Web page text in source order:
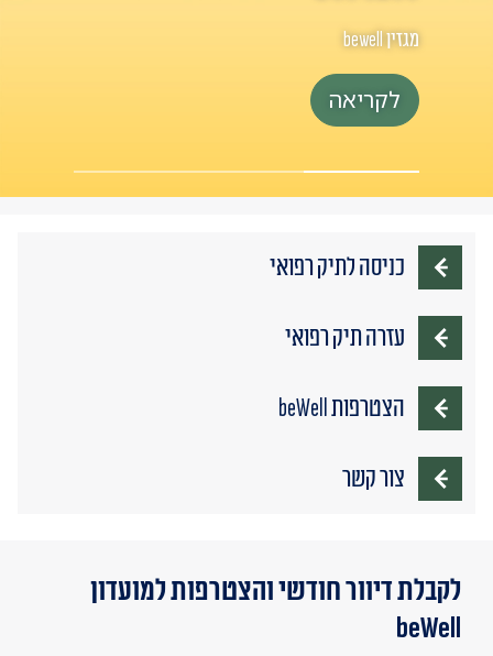
מגזין bewell
לקריאה
כניסה לתיק רפואי
עזרה תיק רפואי
הצטרפות beWell
צור קשר
לקבלת דיוור חודשי והצטרפות למועדון
beWell